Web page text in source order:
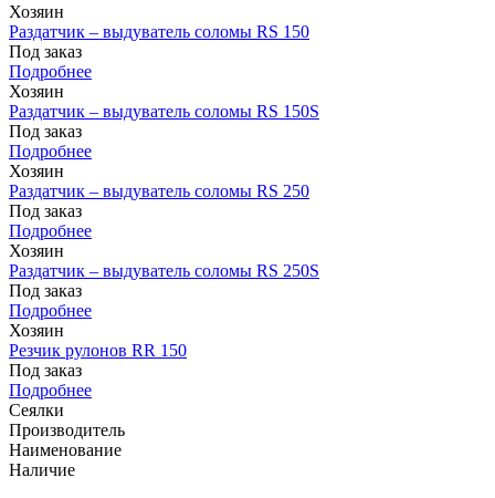
Хозяин
Раздатчик – выдуватель соломы RS 150
Под заказ
Подробнее
Хозяин
Раздатчик – выдуватель соломы RS 150S
Под заказ
Подробнее
Хозяин
Раздатчик – выдуватель соломы RS 250
Под заказ
Подробнее
Хозяин
Раздатчик – выдуватель соломы RS 250S
Под заказ
Подробнее
Хозяин
Резчик рулонов RR 150
Под заказ
Подробнее
Сеялки
Производитель
Наименование
Наличие